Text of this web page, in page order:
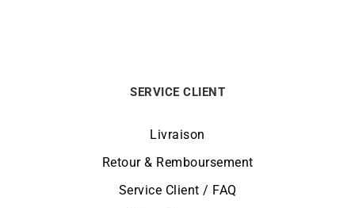
SERVICE CLIENT
Livraison
Retour & Remboursement
Service Client / FAQ